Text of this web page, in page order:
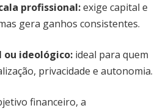
profissional:exige capital e
gera ganhos consistentes.
ou ideológico: ideal para quem
privacidade e autonomia.
financeiro, a